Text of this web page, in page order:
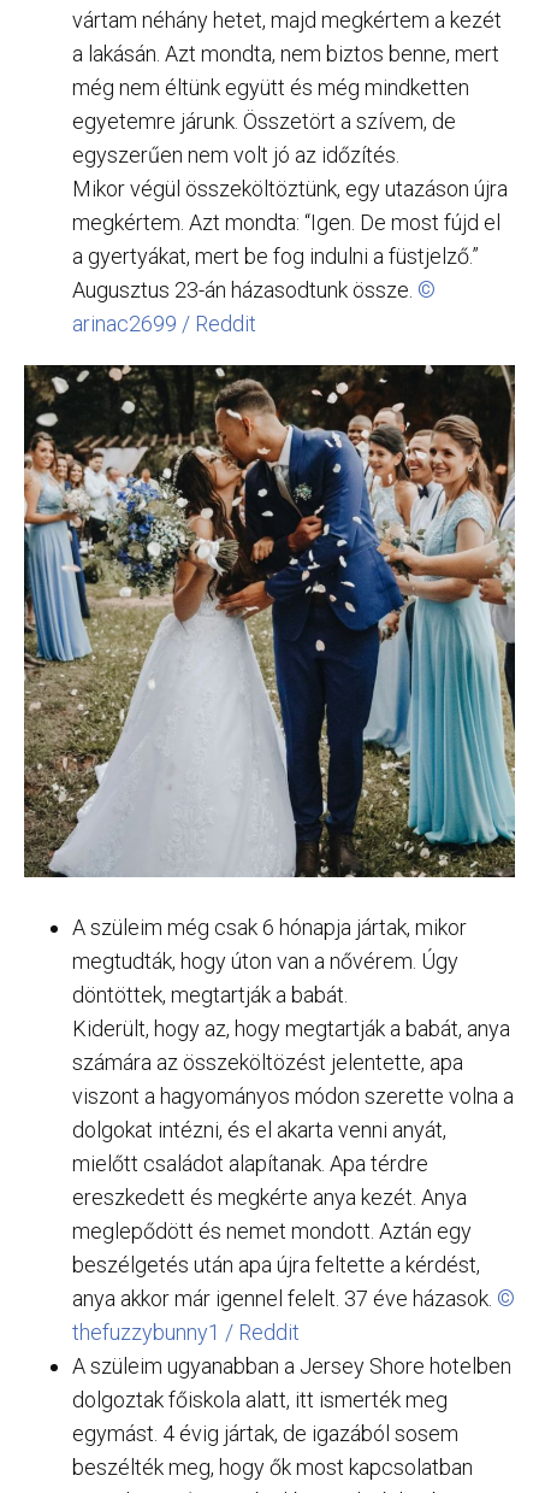
vártam néhány hetet, majd megkértem a kezét
a lakásán. Azt mondta, nem biztos benne, mert
még nem éltünk együtt és még mindketten
egyetemre járunk. Összetört a szívem, de
egyszerűen nem volt jó az időzítés.
Mikor végül összeköltöztünk, egy utazáson újra
megkértem. Azt mondta: “Igen. De most fújd el
a gyertyákat, mert be fog indulni a füstjelző.”
Augusztus 23-án házasodtunk össze. ©
arinac2699 / Reddit
A szüleim még csak 6 hónapja jártak, mikor
megtudták, hogy úton van a nővérem. Úgy
döntöttek, megtartják a babát.
Kiderült, hogy az, hogy megtartják a babát, anya
számára az összeköltözést jelentette, apa
viszont a hagyományos módon szerette volna a
dolgokat intézni, és el akarta venni anyát,
mielőtt családot alapítanak. Apa térdre
ereszkedett és megkérte anya kezét. Anya
meglepődött és nemet mondott. Aztán egy
beszélgetés után apa újra feltette a kérdést,
anya akkor már igennel felelt. 37 éve házasok. ©
thefuzzybunny1 / Reddit
A szüleim ugyanabban a Jersey Shore hotelben
dolgoztak főiskola alatt, itt ismerték meg
egymást. 4 évig jártak, de igazából sosem
beszélték meg, hogy ők most kapcsolatban